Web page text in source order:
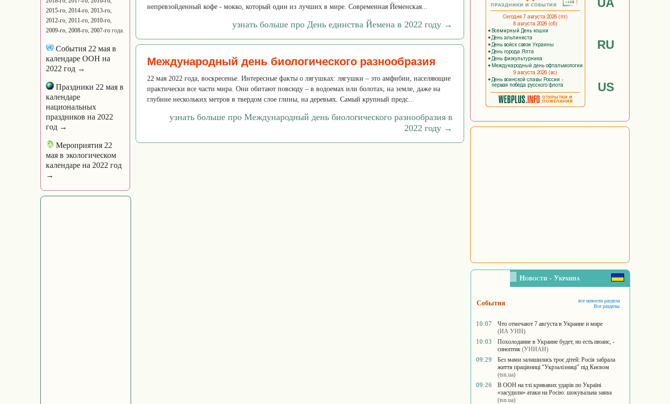
2015-го, 2014-го, 2013-го,
2012-го, 2011-го, 2010-го,
2009-го, 2008-го, 2007-го года.
События 22 мая в
календаре ООН на
2022 год →
Праздники 22 мая в
календаре
национальных
праздников на 2022
год →
Мероприятия 22
мая в экологическом
календаре на 2022 год
→
непревзойденный кофе - мокко, который один из лучших в мире. Современная Йеменская...
узнать больше про День единства Йемена в 2022 году →
Международный день биологического разнообразия
22 мая 2022 года, воскресенье. Интересные факты о лягушках: лягушки – это амфибии, населяющие
практически все части мира. Они обитают повсюду – в водоемах или болотах, на земле, даже на
глубине нескольких метров в твердом слое глины, на деревьях. Самый крупный предс...
узнать больше про Международный день биологического разнообразия в
2022 году →
UA
RU
US
Новости - Украина
События
все новости раздела
Все разделы
10:07
Что отмечают 7 августа в Украине и мире
(ИА УНН)
10:03
Похолодание в Украине будет, но есть нюанс, -
синоптик (УНИАН)
09:29
Без мами залишились троє дітей: Росія забрала
життя працівниці "Укрзалізниці" під Києвом
(tsn.ua)
09:26
В ООН на тлі кривавих ударів по Україні
«засудили» атаки на Росію: шокувальна заява
(tsn.ua)